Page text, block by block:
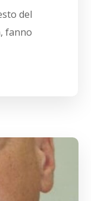
del
fanno